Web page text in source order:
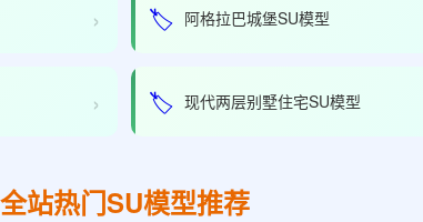
› 🏷️ 阿格拉巴城堡SU模型
› 🏷️ 现代两层别墅住宅SU模型
全站热门SU模型推荐